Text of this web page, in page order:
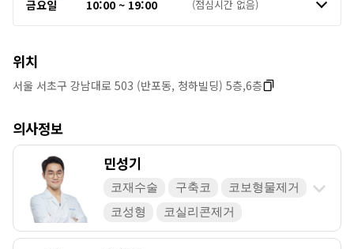
금요일 10:00 ~ 19:00 (점심시간 없음)
위치
서울 서초구 강남대로 503 (반포동, 청하빌딩) 5층,6층
의사정보
민성기
코재수술 구축코
코보형물제거
코성형
코실리콘제거